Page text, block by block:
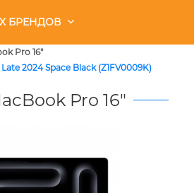
БРЕНДОВ
Pro 16"
2024 Space Black (Z1FV0009K)
Pro 16"